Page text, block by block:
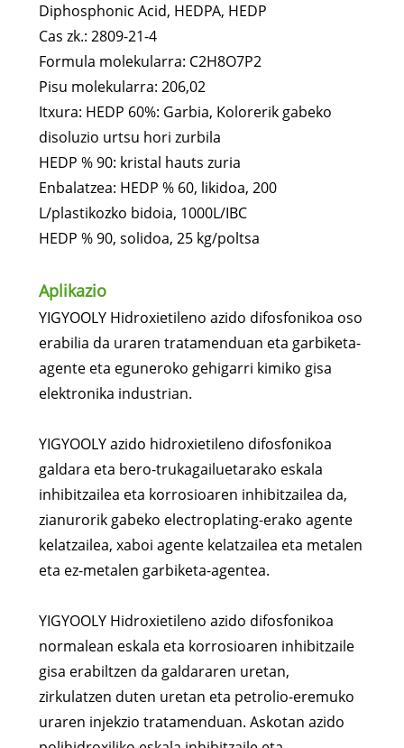
Diphosphonic Acid, HEDPA, HEDP
Cas zk.: 2809-21-4
Formula molekularra: C2H8O7P2
Pisu molekularra: 206,02
Itxura: HEDP 60%: Garbia, Kolorerik gabeko
disoluzio urtsu hori zurbila
HEDP % 90: kristal hauts zuria
Enbalatzea: HEDP % 60, likidoa, 200
L/plastikozko bidoia, 1000L/IBC
HEDP % 90, solidoa, 25 kg/poltsa
Aplikazio
YIGYOOLY Hidroxietileno azido difosfonikoa oso
erabilia da uraren tratamenduan eta garbiketa-
agente eta eguneroko gehigarri kimiko gisa
elektronika industrian.
YIGYOOLY azido hidroxietileno difosfonikoa
galdara eta bero-trukagailuetarako eskala
inhibitzailea eta korrosioaren inhibitzailea da,
zianurorik gabeko electroplating-erako agente
kelatzailea, xaboi agente kelatzailea eta metalen
eta ez-metalen garbiketa-agentea.
YIGYOOLY Hidroxietileno azido difosfonikoa
normalean eskala eta korrosioaren inhibitzaile
gisa erabiltzen da galdararen uretan,
zirkulatzen duten uretan eta petrolio-eremuko
uraren injekzio tratamenduan. Askotan azido